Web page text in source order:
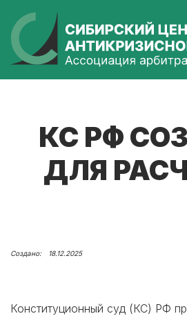
КС РФ
ДЛЯ
18.12.2025
Конституционный суд (КС) РФ